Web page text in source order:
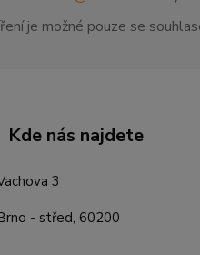
je možné pouze se
Kde nás najdete
3
- střed, 60200